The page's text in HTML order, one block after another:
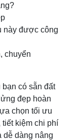
này được công
chuyển
có sẵn đất
đẹp hoàn
chọn tối ưu
kiệm chi phí
dễ dàng nâng